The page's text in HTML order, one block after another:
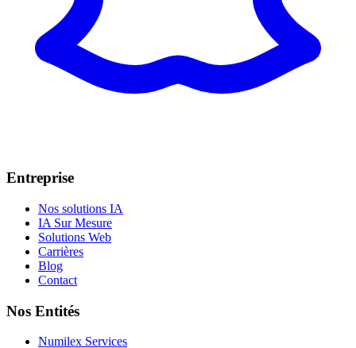
Entreprise
Nos solutions IA
IA Sur Mesure
Solutions Web
Carrières
Blog
Contact
Nos Entités
Numilex Services